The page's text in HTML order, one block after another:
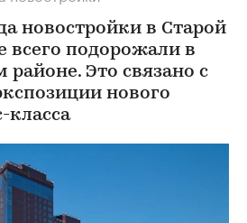
новостройки в Старой
всего подорожали в
Это связано с
нового
класса